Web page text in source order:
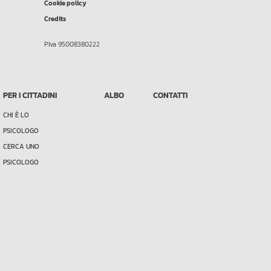
Cookie policy
Credits
P.Iva 95008380222
PER I CITTADINI
CHI È LO
PSICOLOGO
CERCA UNO
PSICOLOGO
ALBO CONTATTI